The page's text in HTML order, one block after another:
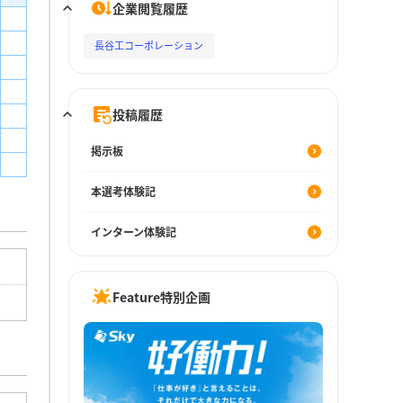
企業閲覧履歴
長谷工コーポレーション
投稿履歴
掲示板
本選考体験記
インターン体験記
Feature特別企画